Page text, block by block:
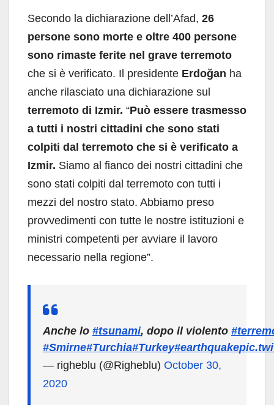
Secondo la dichiarazione dell’Afad, 26
persone sono morte e oltre 400 persone
sono rimaste ferite nel grave terremoto
che si è verificato. Il presidente Erdoğan ha
anche rilasciato una dichiarazione sul
terremoto di Izmir. “Può essere trasmesso
a tutti i nostri cittadini che sono stati
colpiti dal terremoto che si è verificato a
Izmir. Siamo al fianco dei nostri cittadini che
sono stati colpiti dal terremoto con tutti i
mezzi del nostro stato. Abbiamo preso
provvedimenti con tutte le nostre istituzioni e
ministri competenti per avviare il lavoro
necessario nella regione”.
Anche lo #tsunami, dopo il violento
#Smirne#Turchia#Turkey#earthquake
— righeblu (@Righeblu) October 30,
2020